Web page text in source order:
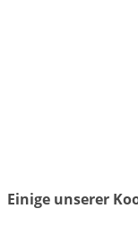
Einige unserer